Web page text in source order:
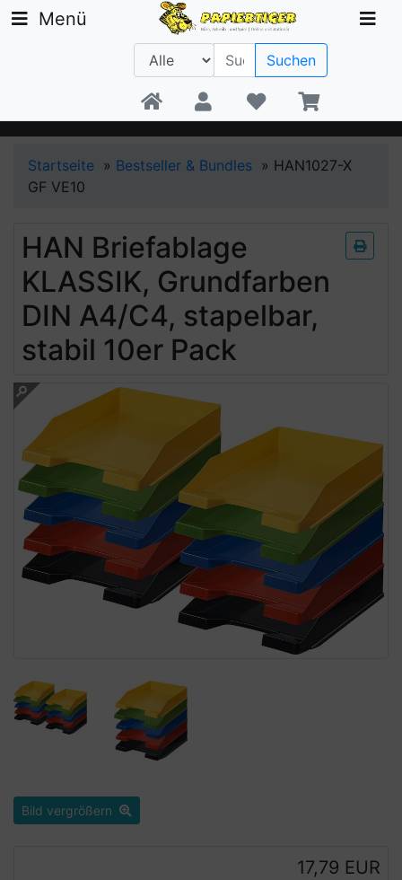
Beratung +49 30 1300 6481
Menü
Suchen
Startseite » Bestseller & Bundles » HAN1027-X
GF VE10
HAN Briefablage
KLASSIK, Grundfarben
DIN A4/C4, stapelbar,
stabil 10er Pack
Bild vergrößern
17,79 EUR